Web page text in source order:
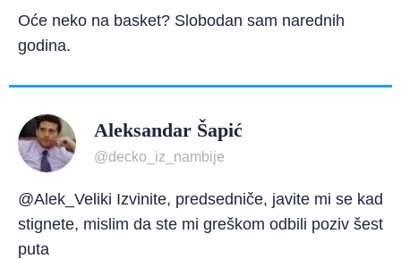
Oće neko na basket? Slobodan sam narednih
godina.
Aleksandar Šapić
@decko_iz_nambije
@Alek_Veliki Izvinite, predsedniče, javite mi se kad
stignete, mislim da ste mi greškom odbili poziv šest
puta